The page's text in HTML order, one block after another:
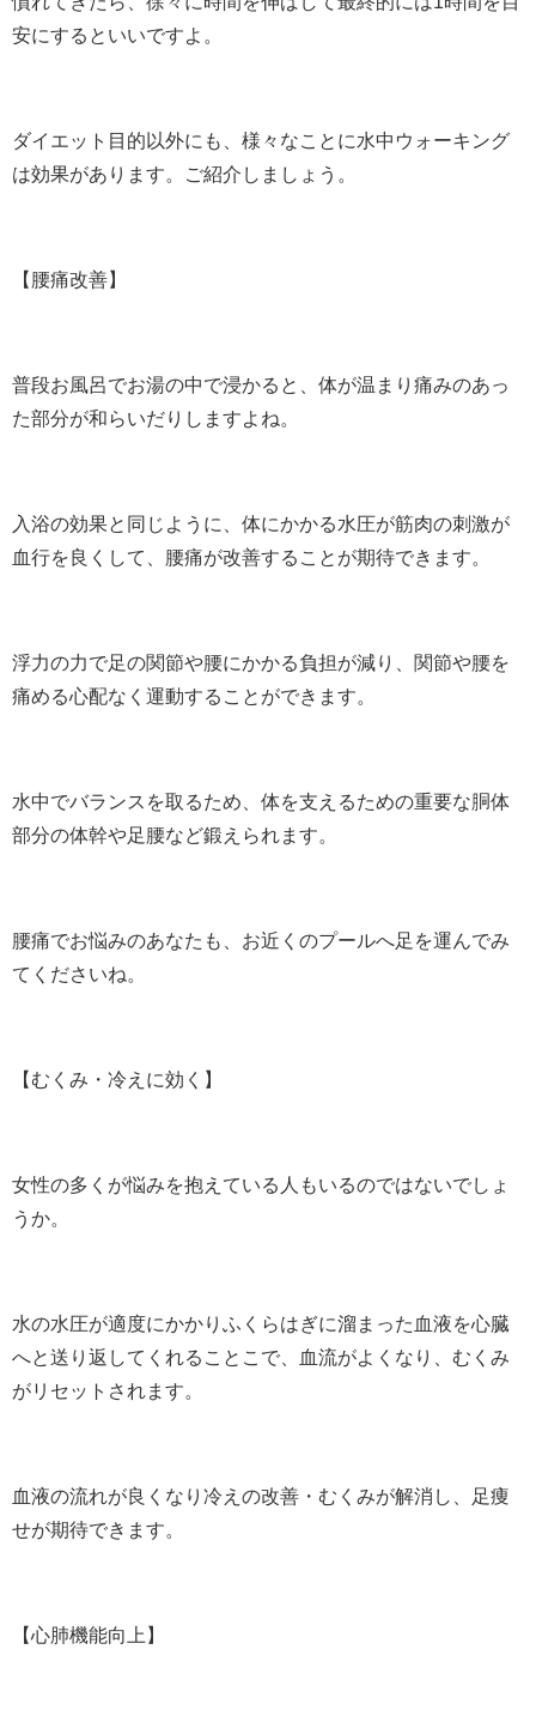
安にするといいですよ。
ダイエット目的以外にも、様々なことに水中ウォーキング
は効果があります。ご紹介しましょう。
【腰痛改善】
普段お風呂でお湯の中で浸かると、体が温まり痛みのあっ
た部分が和らいだりしますよね。
入浴の効果と同じように、体にかかる水圧が筋肉の刺激が
血行を良くして、腰痛が改善することが期待できます。
浮力の力で足の関節や腰にかかる負担が減り、関節や腰を
痛める心配なく運動することができます。
水中でバランスを取るため、体を支えるための重要な胴体
部分の体幹や足腰など鍛えられます。
腰痛でお悩みのあなたも、お近くのプールへ足を運んでみ
てくださいね。
【むくみ・冷えに効く】
女性の多くが悩みを抱えている人もいるのではないでしょ
うか。
水の水圧が適度にかかりふくらはぎに溜まった血液を心臓
へと送り返してくれることこで、血流がよくなり、むくみ
がリセットされます。
血液の流れが良くなり冷えの改善・むくみが解消し、足痩
せが期待できます。
【心肺機能向上】